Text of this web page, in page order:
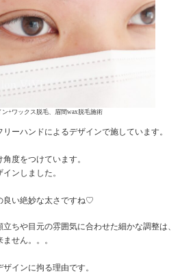
ン+ワックス脱毛、眉間wax脱毛施術
ーハンドによるデザインで施しています。
度をつけています。
ンしました。
良い絶妙な太さですね♡
ちや目元の雰囲気に合わせた細かな調整は、
せん。。。
インに拘る理由です。